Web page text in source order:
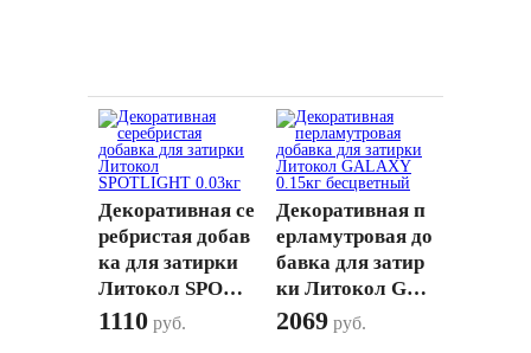
Декоративная се
ребристая добав
ка для затирки
Литокол SPOTL
IGHT 0.03кг
1110 руб.
Декоративная п
ерламутровая до
бавка для затир
ки Литокол GA
LAXY 0.15кг бес
цветный
2069 руб.